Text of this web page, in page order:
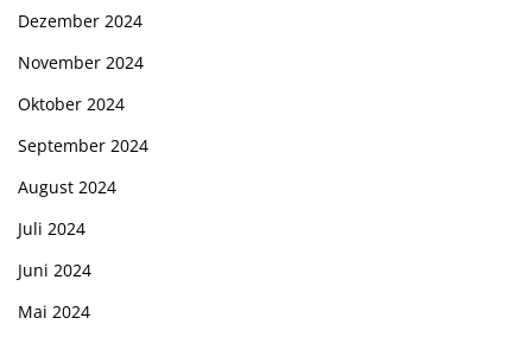
Dezember 2024
November 2024
Oktober 2024
September 2024
August 2024
Juli 2024
Juni 2024
Mai 2024